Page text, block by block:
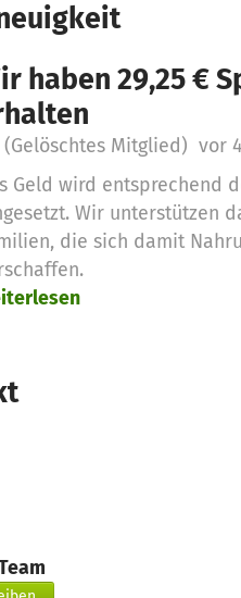
haben 29,25 €
(Gelöschtes Mitglied) vor
Geld wird entsprechend
Wir unterstützen
die sich damit